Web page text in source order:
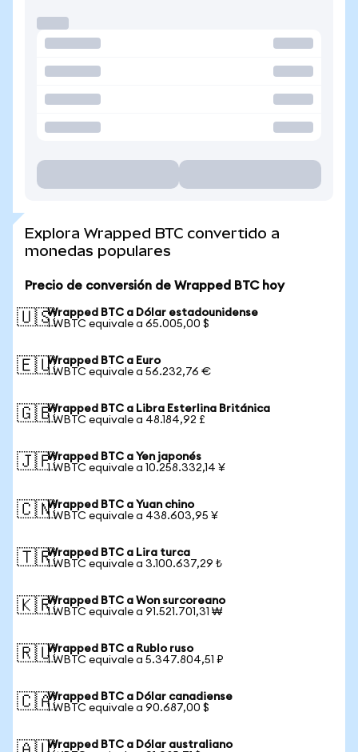
Explora Wrapped BTC convertido a
monedas populares
Precio de conversión de Wrapped BTC hoy
🇺🇸Wrapped BTC a Dólar estadounidense
1 WBTC equivale a 65.005,00 $
🇪🇺Wrapped BTC a Euro
1 WBTC equivale a 56.232,76 €
🇬🇧Wrapped BTC a Libra Esterlina Británica
1 WBTC equivale a 48.184,92 £
🇯🇵Wrapped BTC a Yen japonés
1 WBTC equivale a 10.258.332,14 ¥
🇨🇳Wrapped BTC a Yuan chino
1 WBTC equivale a 438.603,95 ¥
🇹🇷Wrapped BTC a Lira turca
1 WBTC equivale a 3.100.637,29 ₺
🇰🇷Wrapped BTC a Won surcoreano
1 WBTC equivale a 91.521.701,31 ₩
🇷🇺Wrapped BTC a Rublo ruso
1 WBTC equivale a 5.347.804,51 ₽
🇨🇦Wrapped BTC a Dólar canadiense
1 WBTC equivale a 90.687,00 $
Wrapped BTC a Dólar australiano